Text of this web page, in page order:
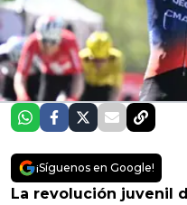
¡Síguenos en Google!
La revolución juvenil